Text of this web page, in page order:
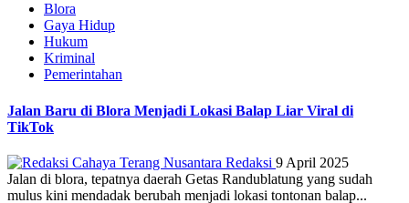
Blora
Gaya Hidup
Hukum
Kriminal
Pemerintahan
Jalan Baru di Blora Menjadi Lokasi Balap Liar Viral di
TikTok
Redaksi 9 April 2025
Jalan di blora, tepatnya daerah Getas Randublatung yang sudah
mulus kini mendadak berubah menjadi lokasi tontonan balap...